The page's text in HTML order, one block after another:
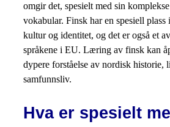
omgir det, spesielt med sin
vokabular. Finsk har en spesiell
kultur og identitet, og det er også et
språkene i EU. Læring av finsk kan
dypere forståelse av nordisk historie,
samfunnsliv.
Hva er spesielt